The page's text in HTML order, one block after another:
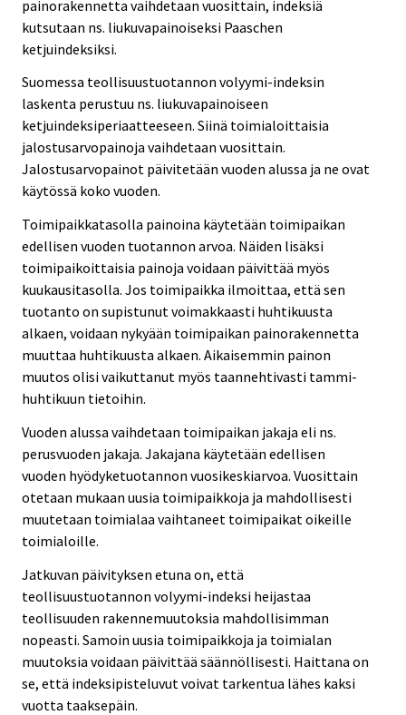
painorakennetta vaihdetaan vuosittain, indeksiä
kutsutaan ns. liukuvapainoiseksi Paaschen
ketjuindeksiksi.
Suomessa teollisuustuotannon volyymi-indeksin
laskenta perustuu ns. liukuvapainoiseen
ketjuindeksiperiaatteeseen. Siinä toimialoittaisia
jalostusarvopainoja vaihdetaan vuosittain.
Jalostusarvopainot päivitetään vuoden alussa ja ne ovat
käytössä koko vuoden.
Toimipaikkatasolla painoina käytetään toimipaikan
edellisen vuoden tuotannon arvoa. Näiden lisäksi
toimipaikoittaisia painoja voidaan päivittää myös
kuukausitasolla. Jos toimipaikka ilmoittaa, että sen
tuotanto on supistunut voimakkaasti huhtikuusta
alkaen, voidaan nykyään toimipaikan painorakennetta
muuttaa huhtikuusta alkaen. Aikaisemmin painon
muutos olisi vaikuttanut myös taannehtivasti tammi-
huhtikuun tietoihin.
Vuoden alussa vaihdetaan toimipaikan jakaja eli ns.
perusvuoden jakaja. Jakajana käytetään edellisen
vuoden hyödyketuotannon vuosikeskiarvoa. Vuosittain
otetaan mukaan uusia toimipaikkoja ja mahdollisesti
muutetaan toimialaa vaihtaneet toimipaikat oikeille
toimialoille.
Jatkuvan päivityksen etuna on, että
teollisuustuotannon volyymi-indeksi heijastaa
teollisuuden rakennemuutoksia mahdollisimman
nopeasti. Samoin uusia toimipaikkoja ja toimialan
muutoksia voidaan päivittää säännöllisesti. Haittana on
se, että indeksipisteluvut voivat tarkentua lähes kaksi
vuotta taaksepäin.